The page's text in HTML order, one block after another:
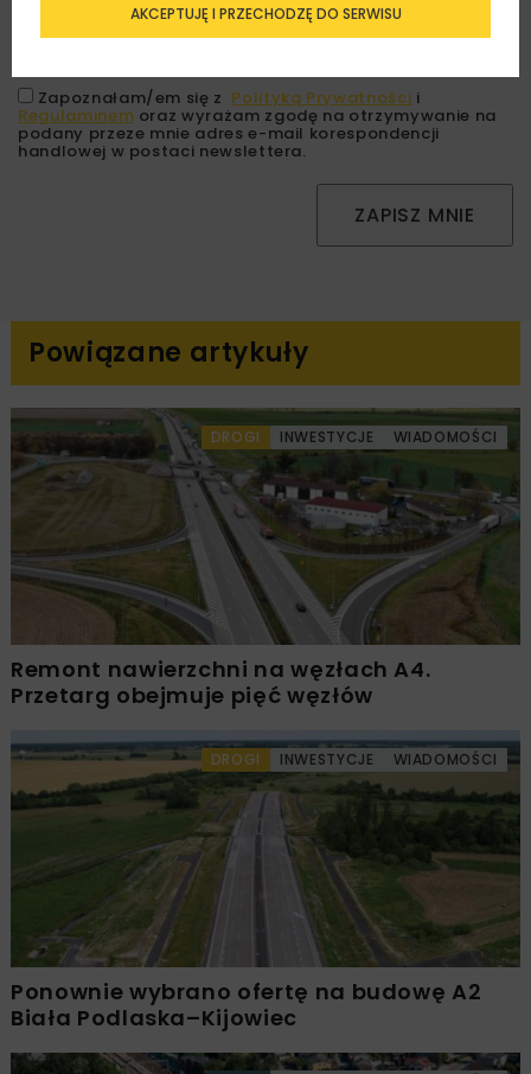
Zapoznałam/em się z Polityką Prywatności i
Regulaminem oraz wyrażam zgodę na otrzymywanie na
podany przeze mnie adres e-mail korespondencji
handlowej w postaci newslettera.
ZAPISZ MNIE
Powiązane artykuły
DROGI INWESTYCJE WIADOMOŚCI
Remont nawierzchni na węzłach A4.
Przetarg obejmuje pięć węzłów
DROGI INWESTYCJE WIADOMOŚCI
Ponownie wybrano ofertę na budowę A2
Biała Podlaska–Kijowiec
AKCEPTUJĘ I PRZECHODZĘ DO SERWISU